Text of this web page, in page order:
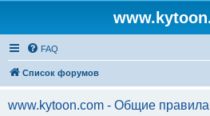
FAQ
Список форумов
www.kytoon.com - Общие правила